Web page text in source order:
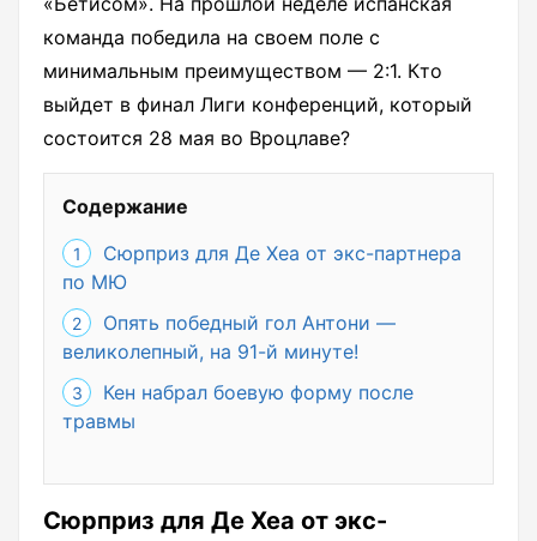
команда победила на своем поле с
минимальным преимуществом — 2:1. Кто
выйдет в финал Лиги конференций, который
состоится 28 мая во Вроцлаве?
Содержание
Сюрприз для Де Хеа от экс-партнера
по МЮ
Опять победный гол Антони —
великолепный, на 91-й минуте!
Кен набрал боевую форму после
травмы
Сюрприз для Де Хеа от экс-